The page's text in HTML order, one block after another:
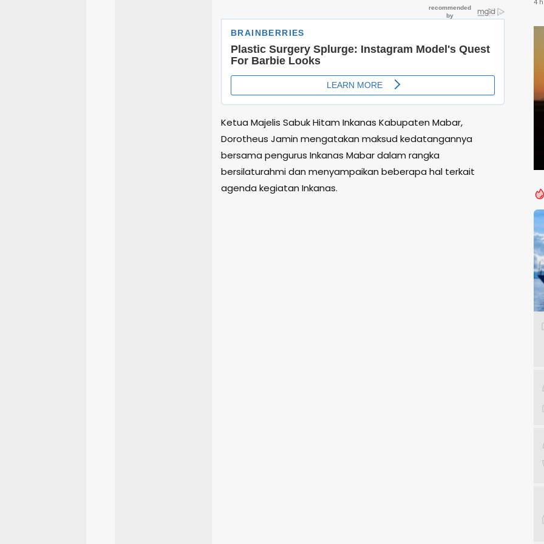
Ketua Majelis Sabuk Hitam Inkanas Kabupaten Mabar,
Dorotheus Jamin mengatakan maksud kedatangannya
bersama pengurus Inkanas Mabar dalam rangka
bersilaturahmi dan menyampaikan beberapa hal terkait
agenda kegiatan Inkanas.
4